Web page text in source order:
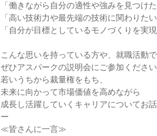
「働きながら自分の適性や強みを見つけた
「高い技術力や最先端の技術に関わりたい
「自分が目標としているモノづくりを実現
こんな思いを持っている方や、就職活動
ぜひアスパークの説明会にご参加ください
若いうちから裁量権をもち、
未来に向かって市場価値を高めながら
成長し活躍していくキャリアについてお
ー
≪皆さんに一言≫